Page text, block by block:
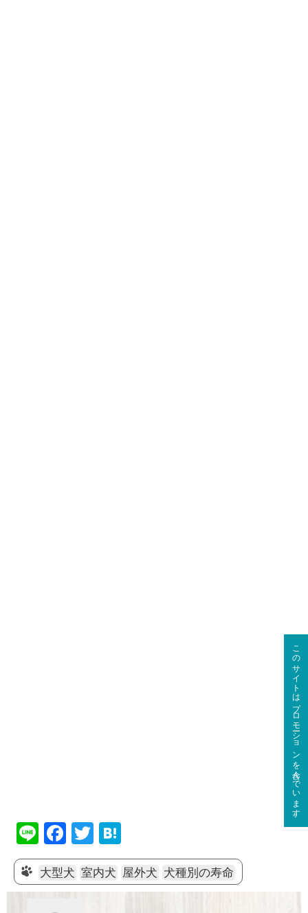
Li
n
e
F
a
c
e
T
wi
tt
er
at
e
n
大型犬 室内犬 屋外犬 犬種別の寿命
このサイトはプロモーションを含んでいます。